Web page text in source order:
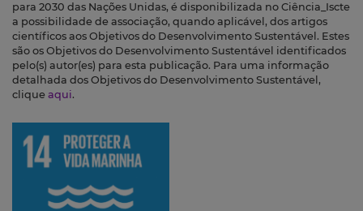
para 2030 das Nações Unidas, é disponibilizada no Ciência_Iscte
a possibilidade de associação, quando aplicável, dos artigos
científicos aos Objetivos do Desenvolvimento Sustentável. Estes
são os Objetivos do Desenvolvimento Sustentável identificados
pelo(s) autor(es) para esta publicação. Para uma informação
detalhada dos Objetivos do Desenvolvimento Sustentável,
clique aqui.